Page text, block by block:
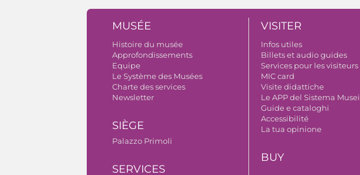
MUSÉE
Histoire du musée
Approfondissements
Equipe
Le Système des Musées
Charte des services
Newsletter
SIÈGE
Palazzo Primoli
SERVICES
VISITER
Infos utiles
Billets et audio guides
Services pour les visiteurs
MIC card
Visite didattiche
Le APP del Sistema Musei
Guide e cataloghi
Accessibilité
La tua opinione
BUY